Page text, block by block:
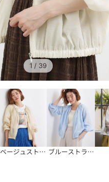
1 / 39
ベージュストライプ(ブルーストライプ(3